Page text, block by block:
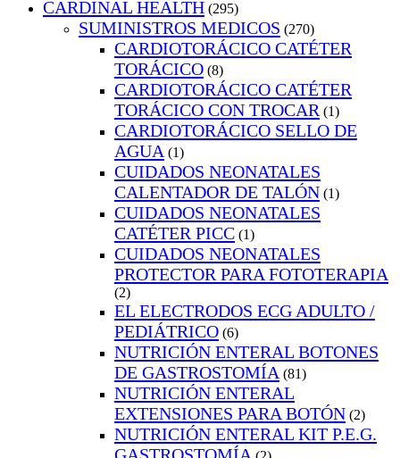
CARDINAL HEALTH (295)
SUMINISTROS MEDICOS (270)
CARDIOTORÁCICO CATÉTER
TORÁCICO (8)
CARDIOTORÁCICO CATÉTER
TORÁCICO CON TROCAR (1)
CARDIOTORÁCICO SELLO DE
AGUA (1)
CUIDADOS NEONATALES
CALENTADOR DE TALÓN (1)
CUIDADOS NEONATALES
CATÉTER PICC (1)
CUIDADOS NEONATALES
PROTECTOR PARA FOTOTERAPIA
(2)
EL ELECTRODOS ECG ADULTO /
PEDIÁTRICO (6)
NUTRICIÓN ENTERAL BOTONES
DE GASTROSTOMÍA (81)
NUTRICIÓN ENTERAL
EXTENSIONES PARA BOTÓN (2)
NUTRICIÓN ENTERAL KIT P.E.G.